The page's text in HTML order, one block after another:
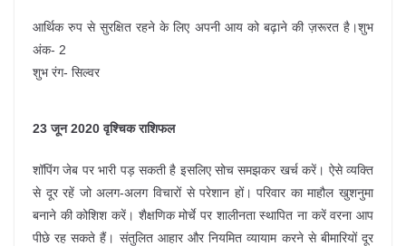
आर्थिक रुप से सुरक्षित रहने के लिए अपनी आय को बढ़ाने की ज़रूरत है।शुभ
अंक- 2
शुभ रंग- सिल्वर
23 जून 2020 वृश्चिक राशिफल
शॉपिंग जेब पर भारी पड़ सकती है इसलिए सोच समझकर खर्च करें। ऐसे व्यक्ति
से दूर रहें जो अलग-अलग विचारों से परेशान हों। परिवार का माहौल खुशनुमा
बनाने की कोशिश करें। शैक्षणिक मोर्चे पर शालीनता स्थापित ना करें वरना आप
पीछे रह सकते हैं। संतुलित आहार और नियमित व्यायाम करने से बीमारियों दूर